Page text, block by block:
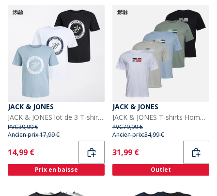
JACK & JONES
JACK & JONES lot de 3 T-shirts Theo Multicolore Garçon
PVC39,99 €
Ancien prix:17,99 €
Current
14,99 €
Prix en baisse
JACK & JONES
JACK & JONES T-shirts Homme Slash Cinque Pezzi Bright White/Noir/Cashmere Blue/Iceberg Green/Glacier Grey
PVC79,99 €
Ancien prix:34,99 €
Current
31,99 €
Outlet